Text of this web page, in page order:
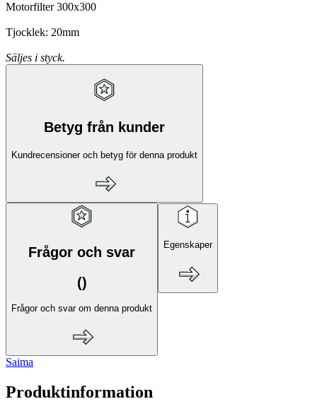
Motorfilter 300x300
Tjocklek: 20mm
Säljes i styck.
Betyg från kunder
Kundrecensioner och betyg för denna produkt
Frågor och svar
()
Frågor och svar om denna produkt
Egenskaper
Saima
Produktinformation